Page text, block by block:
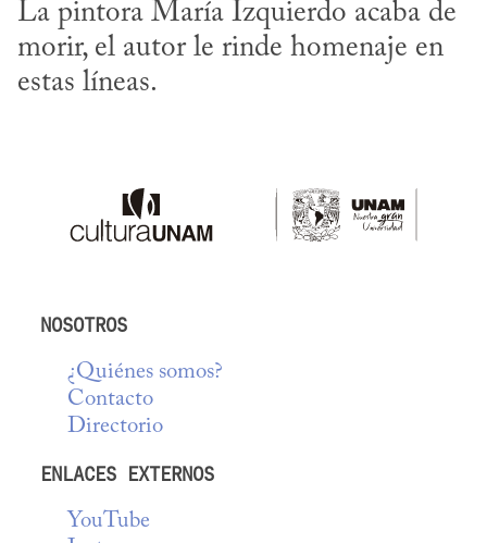
La pintora María Izquierdo acaba de
morir, el autor le rinde homenaje en
estas líneas.
NOSOTROS
¿Quiénes somos?
Contacto
Directorio
ENLACES EXTERNOS
YouTube